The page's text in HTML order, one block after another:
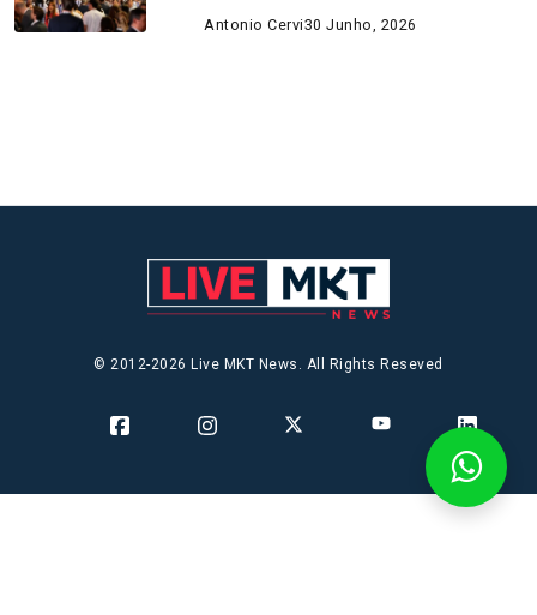
Antonio Cervi30 Junho, 2026
© 2012-2026 Live MKT News. All Rights Reseved